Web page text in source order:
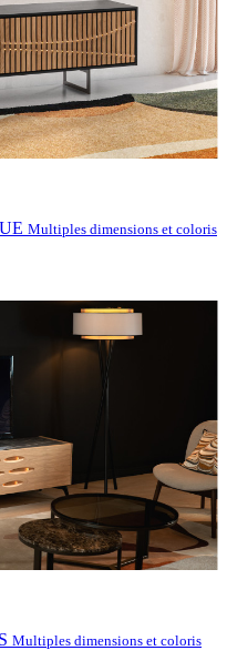
Multiples dimensions et coloris
Multiples dimensions et coloris